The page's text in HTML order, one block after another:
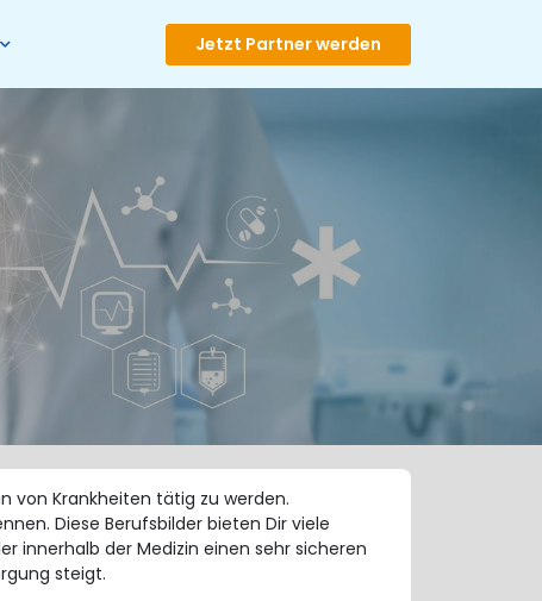
Jetzt Partner werden
von Krankheiten tätig zu werden.
Diese Berufsbilder bieten Dir viele
innerhalb der Medizin einen sehr sicheren
steigt.